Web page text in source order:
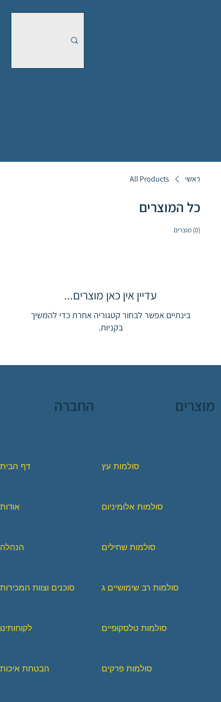
ראשי All Products
כל המוצרים
{0} מוצרים
עדיין אין כאן מוצרים...
בינתיים אפשר לבחור קטגוריה אחרת כדי להמשיך
בקניות.
מוצרים החברה
סולמות עץ
סולמות אלומיניום
סולמות שחילים
סולמות רב שימושיים ג
סולמות טלסקופיים
סולמות פרקים
דף הבית
אודות
הבטחת איכות
לקוחותינו
הנהלה
סוכנים וצוות המכירות